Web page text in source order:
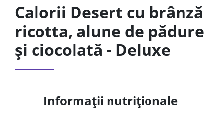
Calorii Desert cu brânză
ricotta, alune de pădure
și ciocolată - Deluxe
Informații nutriționale